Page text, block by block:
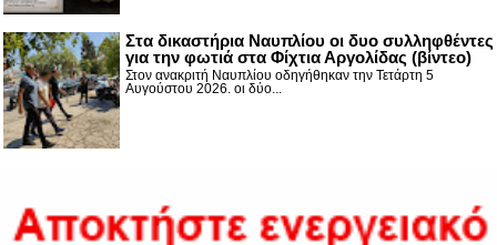
Στα δικαστήρια Ναυπλίου οι δυο συλληφθέντες
για την φωτιά στα Φίχτια Αργολίδας (βίντεο)
Στον ανακριτή Ναυπλίου οδηγήθηκαν την Τετάρτη 5
Αυγούστου 2026. οι δύο...